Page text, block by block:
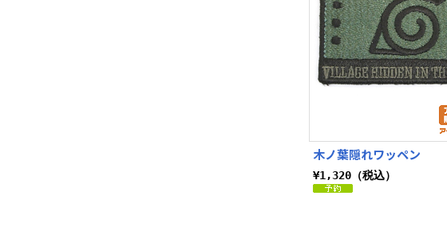
木ノ葉隠れワッペン
¥1,320（税込）